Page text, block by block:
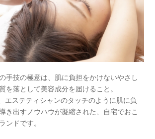
手技の極意は、肌に負担をかけないやさし
を落として美容成分を届けること。
エステティシャンのタッチのように肌に負
き出すノウハウが凝縮された、自宅でおこ
ンドです。